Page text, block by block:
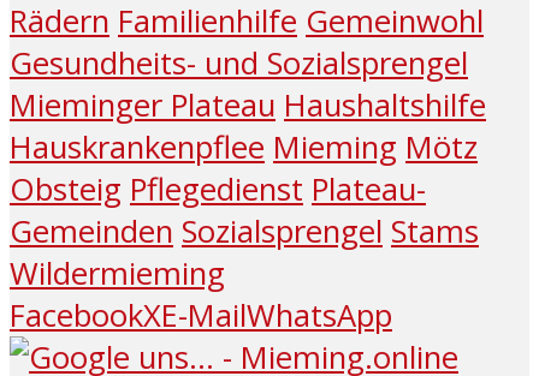
Rädern Familienhilfe Gemeinwohl
Gesundheits- und Sozialsprengel
Mieminger Plateau Haushaltshilfe
Hauskrankenpflee Mieming Mötz
Obsteig Pflegedienst Plateau-
Gemeinden Sozialsprengel Stams
Wildermieming
FacebookXE-MailWhatsApp